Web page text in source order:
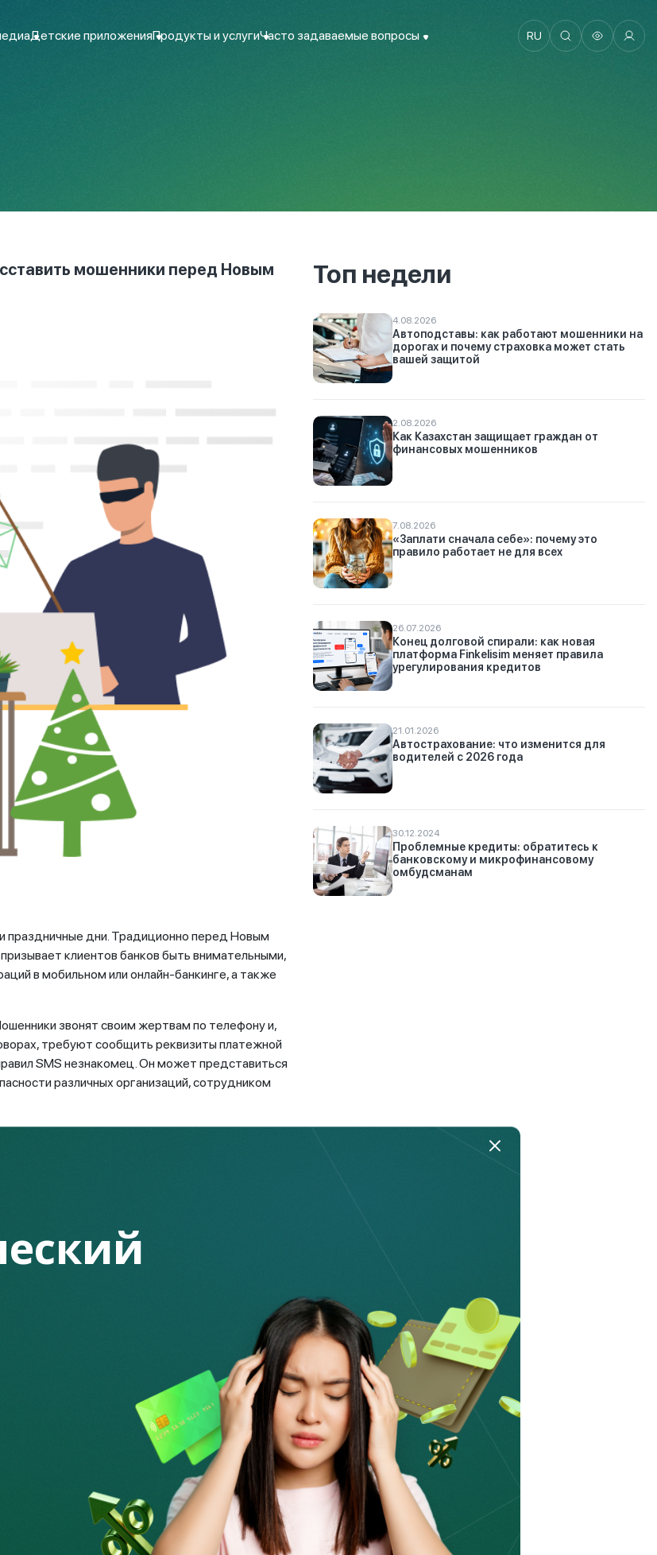
Детские приложенияПродукты и услугиЧасто задаваемые вопросы RU
мошенники перед Новым
праздничные дни. Традиционно перед Новым
клиентов банков быть внимательными,
в мобильном или онлайн-банкинге, а также
звонят своим жертвам по телефону и,
требуют сообщить реквизиты платежной
SMS незнакомец. Он может представиться
различных организаций, сотрудником
озвучить заманчивое предложение от
с высокой доходностью или сообщить о
запугивание, использовать любой
пример - хакерская атака, и для этого
налога. При этом времени на проверку и
прямо здесь и сейчас. Если не перевести
исчезнут, приз достанется другому или
– узнать данные вашей платежной карты, код
информацию, мошенники обнулят ваш карт-
потому что с использованием методов
номеру может быть автоматически
могут подделать любой номер.
с помощью звонков. В банках существует
по таким вопросам не звонят первыми
защиты: не раскрывайте звонящим свои
разговор и позвоните в колл-центр
злоумышленники, как «рыбаки», пытаются
Топ недели
4.08.2026
Автоподставы: как работают мошенники на
дорогах и почему страховка может стать
вашей защитой
2.08.2026
Как Казахстан защищает граждан от
финансовых мошенников
7.08.2026
«Заплати сначала себе»: почему это
правило работает не для всех
26.07.2026
Конец долговой спирали: как новая
платформа Finkelisim меняет правила
урегулирования кредитов
21.01.2026
Автострахование: что изменится для
водителей с 2026 года
30.12.2024
Проблемные кредиты: обратитесь к
банковскому и микрофинансовому
омбудсманам